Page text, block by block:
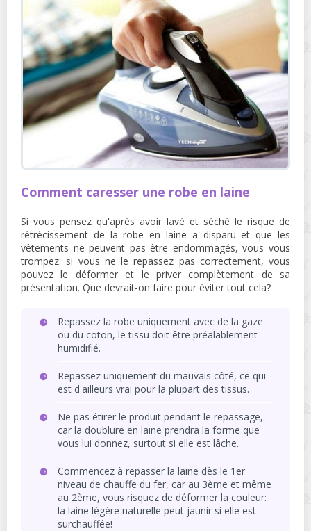
Comment caresser une robe en laine
Si vous pensez qu'après avoir lavé et séché le risque de
rétrécissement de la robe en laine a disparu et que les
vêtements ne peuvent pas être endommagés, vous vous
trompez: si vous ne le repassez pas correctement, vous
pouvez le déformer et le priver complètement de sa
présentation. Que devrait-on faire pour éviter tout cela?
Repassez la robe uniquement avec de la gaze
ou du coton, le tissu doit être préalablement
humidifié.
Repassez uniquement du mauvais côté, ce qui
est d'ailleurs vrai pour la plupart des tissus.
Ne pas étirer le produit pendant le repassage,
car la doublure en laine prendra la forme que
vous lui donnez, surtout si elle est lâche.
Commencez à repasser la laine dès le 1er
niveau de chauffe du fer, car au 3ème et même
au 2ème, vous risquez de déformer la couleur:
la laine légère naturelle peut jaunir si elle est
surchauffée!